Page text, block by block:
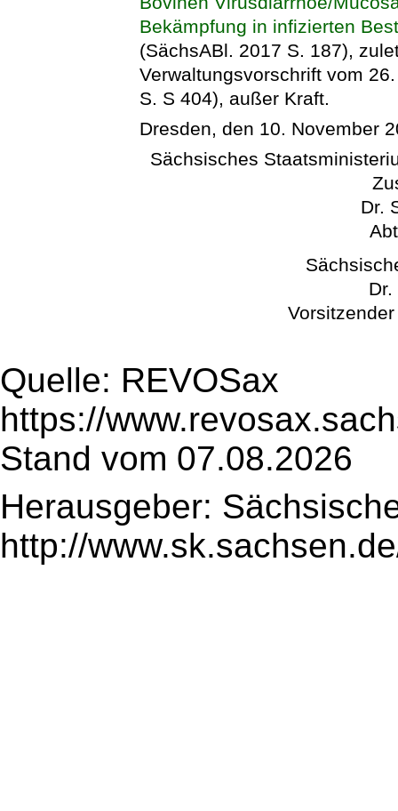
Bekämpfung in infizierten
(SächsABl. 2017 S. 187),
Verwaltungsvorschrift vom
S. S 404), außer Kraft.
Dresden, den 10. November
Sächsisches
Dr.
Quelle: REVOSax
https://
Stand vom 07.08.2026
Herausgeber:
http://